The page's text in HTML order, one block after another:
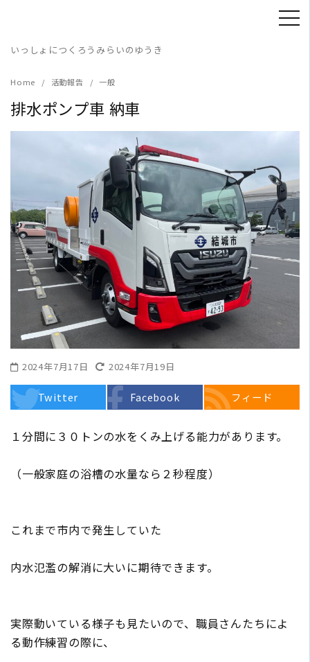
content
いっしょにつくろうみらいのゆうき
Home 活動報告 一般
排水ポンプ車 納車
2024年7月17日 2024年7月19日
Twitter Facebook フィード
１分間に３０トンの水をくみ上げる能力があります。
（一般家庭の浴槽の水量なら２秒程度）
これまで市内で発生していた
内水氾濫の解消に大いに期待できます。
実際動いている様子も見たいので、職員さんたちによ
る動作練習の際に、